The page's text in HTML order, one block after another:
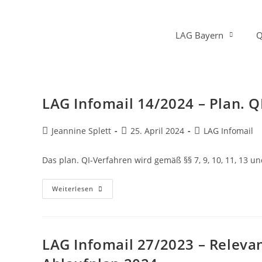
LAG Bayern
LAG Infomail 14/2024 – Plan.
Jeannine Splett 25. April 2024 LAG Infomail
Das plan. QI-Verfahren wird gemäß §§ 7, 9, 10, 11, 13
Weiterlesen
LAG Infomail 27/2023 –